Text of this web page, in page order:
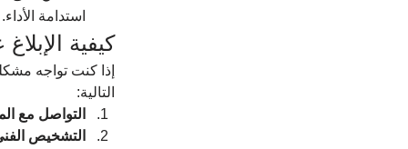
استدامة الأداء.
كيفية
إذا كنت تواجه
التالية:
التواصل مع
التشخيص